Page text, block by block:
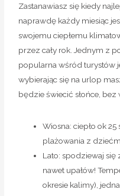
Zastanawiasz się kiedy
naprawdę każdy miesiąc
swojemu ciepłemu
przez cały rok. Jednym z
popularna wśród turystów
wybierając się na urlop
będzie świecić słońce,
Wiosna: ciepło ok
plażowania z
Lato: spodziewaj się
nawet upałów!
okresie kalimy),